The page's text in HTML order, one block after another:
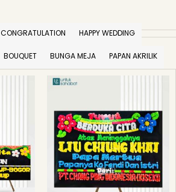
CONGRATULATION HAPPY WEDDING
BOUQUET BUNGA MEJA PAPAN AKRILIK